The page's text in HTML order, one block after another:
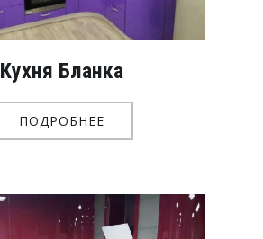
Кухня Бланка
ПОДРОБНЕЕ